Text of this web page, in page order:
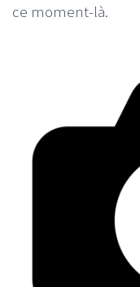
ce moment-là.